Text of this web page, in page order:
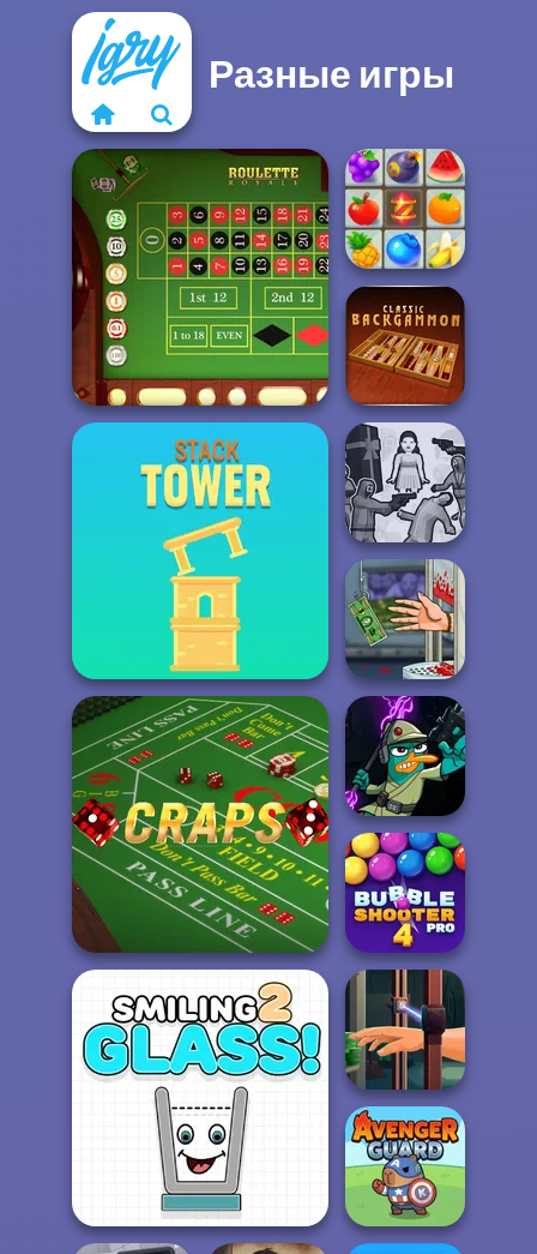
Разные игры
Roulette Royale
Stack Tower
Craps
Crush Master
Farmland
Backgammon
Squid Battle
Simulator
Handless
Millionaire
Agent P Rebel
Spy
Bubble Shooter
Pro 4
Hand Me The
Goods